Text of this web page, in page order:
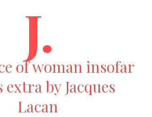
J.
of woman insofar
extra by Jacques
Lacan